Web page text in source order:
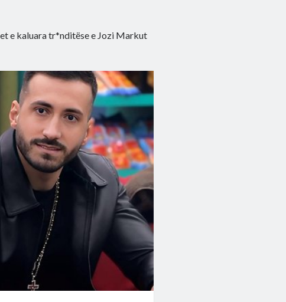
e kaluara tr*nditëse e Jozi Markut